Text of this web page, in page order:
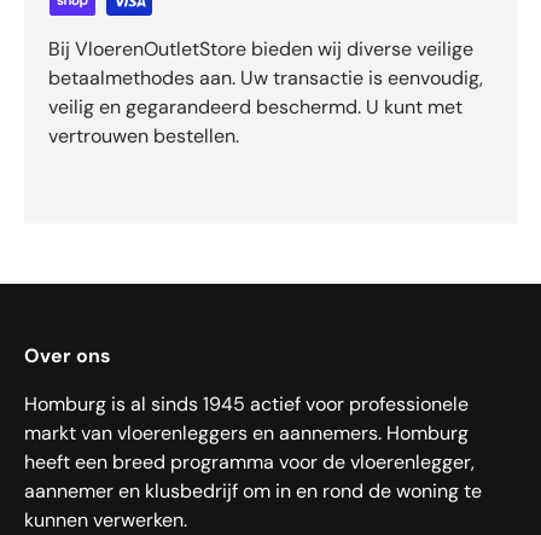
Bij VloerenOutletStore bieden wij diverse veilige
betaalmethodes aan. Uw transactie is eenvoudig,
veilig en gegarandeerd beschermd. U kunt met
vertrouwen bestellen.
Over ons
Homburg is al sinds 1945 actief voor professionele
markt van vloerenleggers en aannemers. Homburg
heeft een breed programma voor de vloerenlegger,
aannemer en klusbedrijf om in en rond de woning te
kunnen verwerken.